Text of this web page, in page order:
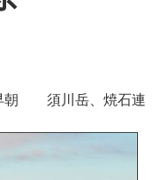
朝 須川岳、焼石連